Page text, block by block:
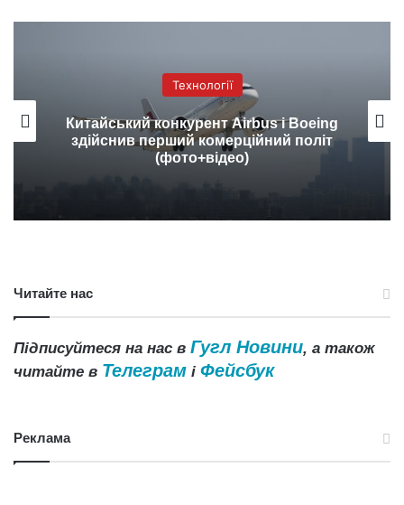
Технології
Китайський конкурент Airbus і Boeing
здійснив перший комерційний політ
(фото+відео)
Читайте нас
Підписуйтеся на нас в Гугл Новини, а також
читайте в Телеграм і Фейсбук
Реклама